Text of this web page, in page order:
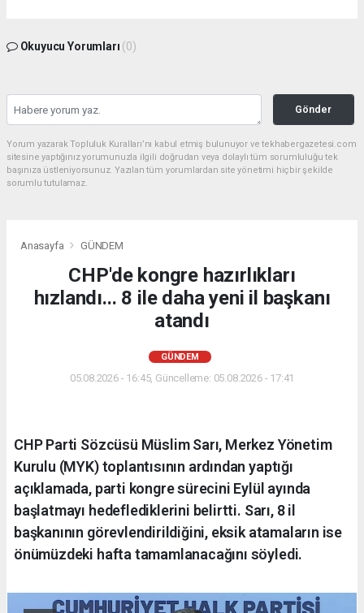
Okuyucu Yorumları (0)
Gönder
Yorum yazarak Topluluk Kuralları’nı kabul etmiş bulunuyor ve tekhabergazetesi.com
sitesine yaptığınız yorumunuzla ilgili doğrudan veya dolaylı tüm sorumluluğu tek
başınıza üstleniyorsunuz. Yazılan tüm yorumlardan site yönetimi hiçbir şekilde
sorumlu tutulamaz.
Anasayfa GÜNDEM
CHP'de kongre hazırlıkları
hızlandı... 8 ile daha yeni il başkanı
atandı
GÜNDEM
05.08.2026 - 16:45, Güncelleme: 05.08.2026 - 17:41
CHP Parti Sözcüsü Müslim Sarı, Merkez Yönetim
Kurulu (MYK) toplantısının ardından yaptığı
açıklamada, parti kongre sürecini Eylül ayında
başlatmayı hedeflediklerini belirtti. Sarı, 8 il
başkanının görevlendirildiğini, eksik atamaların ise
önümüzdeki hafta tamamlanacağını söyledi.